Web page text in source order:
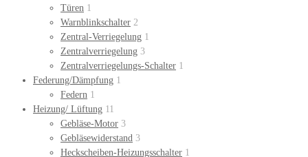
Türen 1
Warnblinkschalter 2
Zentral-Verriegelung 1
Zentralverriegelung 3
Zentralverriegelungs-Schalter 1
Federung/Dämpfung 1
Federn 1
Heizung/ Lüftung 11
Gebläse-Motor 3
Gebläsewiderstand 3
Heckscheiben-Heizungsschalter 1